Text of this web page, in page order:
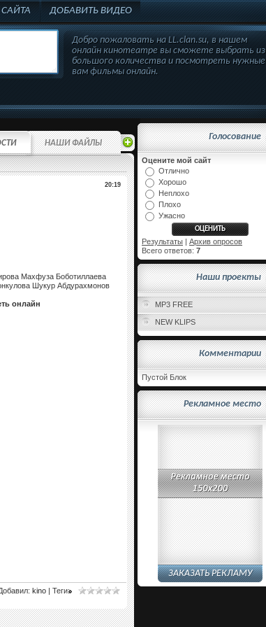
САЙТА ДОБАВИТЬ ВИДЕО
Добро пожаловать на LL.clan.su, в нашем
онлайн кинотеатре вы сможете выбрать из
большого количества и посмотреть нужные
вам фильмы онлайн.
НАШИ ФАЙЛЫ
20:19
Махфуза Боботиллаева
Шукур Абдурахмонов
онлайн
: kino | Теги:
Голосование
Оцените мой сайт
Отлично
Хорошо
Неплохо
Плохо
Ужасно
Результаты | Архив опросов
Всего ответов: 7
Наши проекты
MP3 FREE
NEW KLIPS
Комментарии
Пустой Блок
Рекламное место
ЗАКАЗАТЬ РЕКЛАМУ